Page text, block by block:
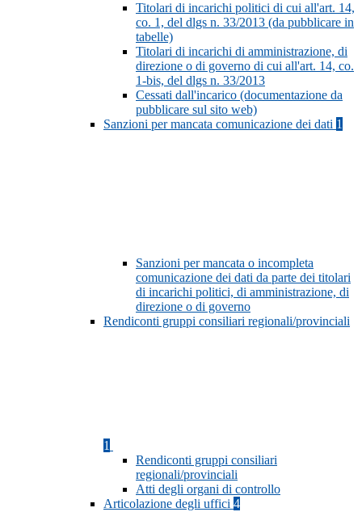
Titolari di incarichi politici di cui all'art. 14,
co. 1, del dlgs n. 33/2013 (da pubblicare in
tabelle)
Titolari di incarichi di amministrazione, di
direzione o di governo di cui all'art. 14, co.
1-bis, del dlgs n. 33/2013
Cessati dall'incarico (documentazione da
pubblicare sul sito web)
Sanzioni per mancata comunicazione dei dati 1
Sanzioni per mancata o incompleta
comunicazione dei dati da parte dei titolari
di incarichi politici, di amministrazione, di
direzione o di governo
Rendiconti gruppi consiliari regionali/provinciali
1
Rendiconti gruppi consiliari
regionali/provinciali
Atti degli organi di controllo
Articolazione degli uffici 4